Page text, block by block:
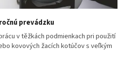
prevádzku
v těžkách podmienkach pri použití
kovových žacích kotúčov s veľkým